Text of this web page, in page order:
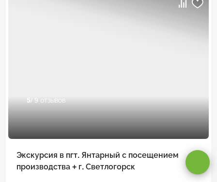
5/ 9 отзывов
Экскурсия в пгт. Янтарный с посещением
производства + г. Светлогорск
персональных данных
Принимаю